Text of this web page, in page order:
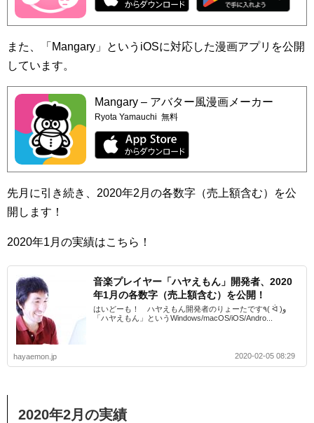
また、「Mangary」というiOSに対応した漫画アプリを公開
しています。
Mangary – アバター風漫画メーカー
Ryota Yamauchi 無料
先月に引き続き、2020年2月の各数字（売上額含む）を公
開します！
2020年1月の実績はこちら！
音楽プレイヤー「ハヤえもん」開発者、2020
年1月の各数字（売上額含む）を公開！
はいどーも！ ハヤえもん開発者のりょーたです٩( ᐛ )و
「ハヤえもん」というWindows/macOS/iOS/Andro...
hayaemon.jp 2020-02-05 08:29
2020年2月の実績